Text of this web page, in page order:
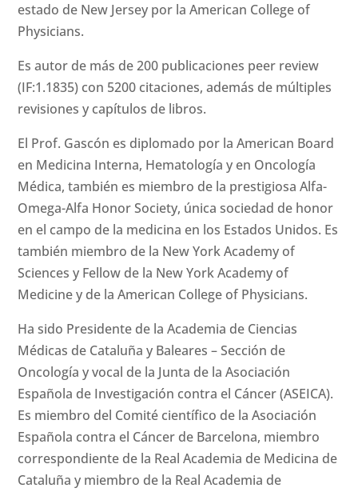
estado de New Jersey por la American College of
Physicians.
Es autor de más de 200 publicaciones peer review
(IF:1.1835) con 5200 citaciones, además de múltiples
revisiones y capítulos de libros.
El Prof. Gascón es diplomado por la American Board
en Medicina Interna, Hematología y en Oncología
Médica, también es miembro de la prestigiosa Alfa-
Omega-Alfa Honor Society, única sociedad de honor
en el campo de la medicina en los Estados Unidos. Es
también miembro de la New York Academy of
Sciences y Fellow de la New York Academy of
Medicine y de la American College of Physicians.
Ha sido Presidente de la Academia de Ciencias
Médicas de Cataluña y Baleares – Sección de
Oncología y vocal de la Junta de la Asociación
Española de Investigación contra el Cáncer (ASEICA).
Es miembro del Comité científico de la Asociación
Española contra el Cáncer de Barcelona, miembro
correspondiente de la Real Academia de Medicina de
Cataluña y miembro de la Real Academia de